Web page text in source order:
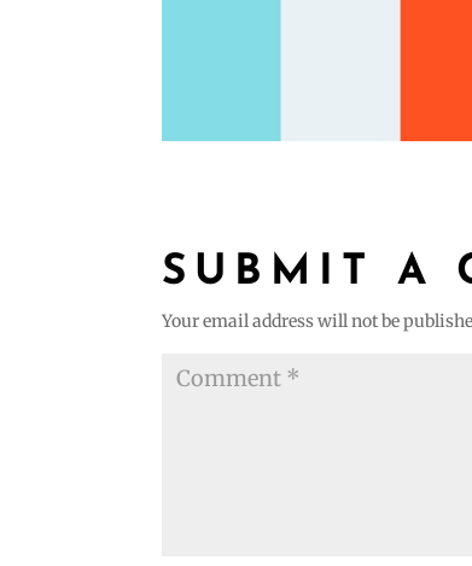
SUBMIT A
Your email address will not be